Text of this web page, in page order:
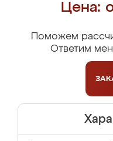
Цена:
Поможем
Ответим